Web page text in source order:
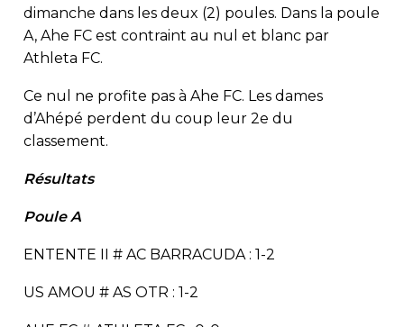
dimanche dans les deux (2) poules. Dans la poule
A, Ahe FC est contraint au nul et blanc par
Athleta FC.
Ce nul ne profite pas à Ahe FC. Les dames
d’Ahépé perdent du coup leur 2e du
classement.
Résultats
Poule A
ENTENTE II # AC BARRACUDA : 1-2
US AMOU # AS OTR : 1-2